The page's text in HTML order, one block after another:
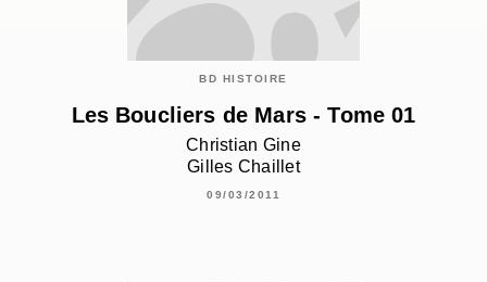
BD HISTOIRE
Les Boucliers de Mars - Tome 01
Christian Gine
Gilles Chaillet
09/03/2011